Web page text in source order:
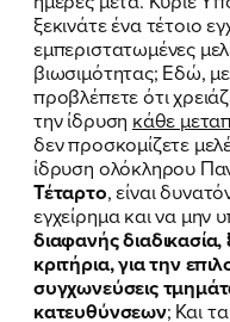
ΠΟΙΑ
ΕΡΓΟ
ΝΕΑ
ξεκινάτε ένα τέτοιο
εμπεριστατωμένες
βιωσιμότητας; Εδώ,
προβλέπετε ότι
την ίδρυση κάθε
δεν προσκομίζετε
ίδρυση ολόκληρου
Τέταρτο, είναι
εγχείρημα και να μην
διαφανής
κριτήρια, για την
συγχωνεύσεις
κατευθύνσεων; Και